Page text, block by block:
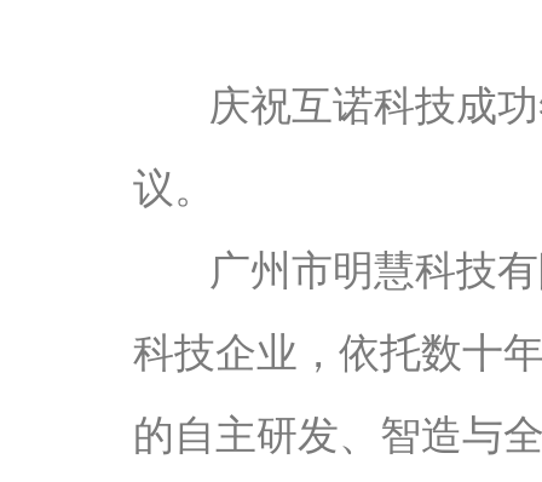
庆祝互诺科技成功
议。
广州市明慧科技
科技企业，依托数十
的自主研发、智造与